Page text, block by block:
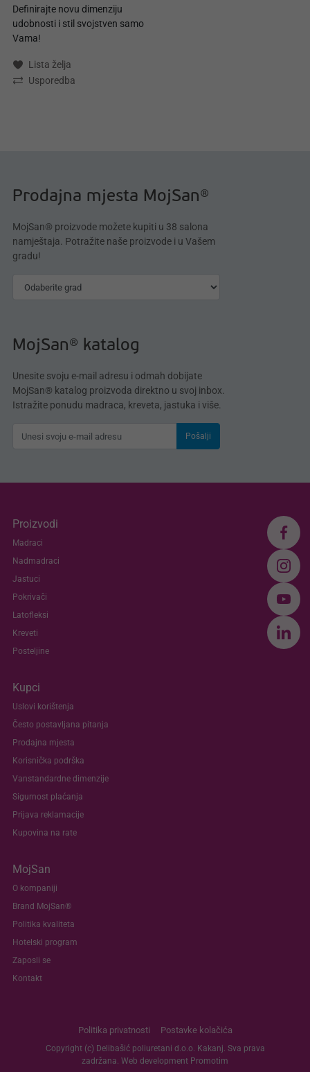
Definirajte novu dimenziju
udobnosti i stil svojstven samo
Vama!
Lista želja
Usporedba
Prodajna mjesta MojSan®
MojSan® proizvode možete kupiti u 38 salona
namještaja. Potražite naše proizvode i u Vašem
gradu!
MojSan® katalog
Unesite svoju e-mail adresu i odmah dobijate
MojSan® katalog proizvoda direktno u svoj inbox.
Istražite ponudu madraca, kreveta, jastuka i više.
Pošalji
Proizvodi
Madraci
Nadmadraci
Jastuci
Pokrivači
Latofleksi
Kreveti
Posteljine
Kupci
Uslovi korištenja
Često postavljana pitanja
Prodajna mjesta
Korisnička podrška
Vanstandardne dimenzije
Sigurnost plaćanja
Prijava reklamacije
Kupovina na rate
MojSan
O kompaniji
Brand MojSan®
Politika kvaliteta
Hotelski program
Zaposli se
Kontakt
Politika privatnosti Postavke kolačića
Copyright (c) Delibašić poliuretani d.o.o. Kakanj. Sva prava
zadržana. Web development Promotim